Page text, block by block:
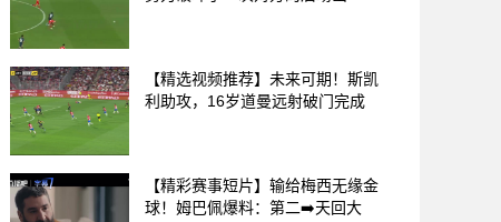
【精选视频推荐】未来可期！斯凯
利助攻，16岁道曼远射破门完成
【精彩赛事短片】输给梅西无缘金
球！姆巴佩爆料：第二➡️天回大